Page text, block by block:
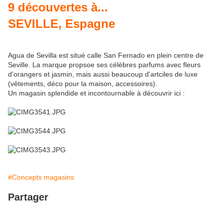
9 découvertes à...
SEVILLE, Espagne
Agua de Sevilla est situé calle San Fernado en plein centre de
Seville. La marque propsoe ses célèbres parfums avec fleurs
d'orangers et jasmin, mais aussi beaucoup d'artciles de luxe
(vêtements, déco pour la maison, accessoires).
Un magasin splendide et incontournable à découvrir ici :
#Concepts magasins
Partager